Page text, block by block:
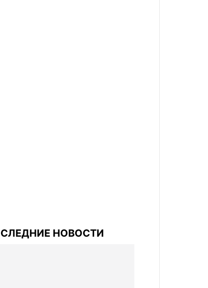
НОВОСТИ